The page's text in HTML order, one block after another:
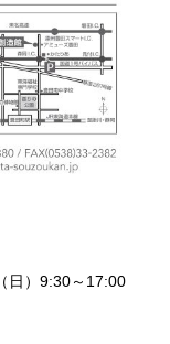
日）9:30～17:00